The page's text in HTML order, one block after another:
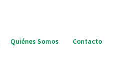
Quiénes Somos Contacto